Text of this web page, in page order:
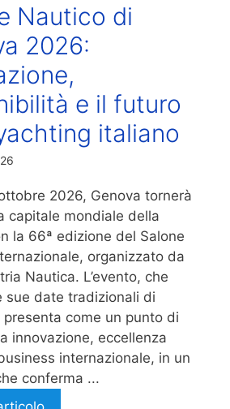
Nautico di
2026:
e il futuro
italiano
2026, Genova tornerà
capitale mondiale della
la 66ª edizione del Salone
organizzato da
Nautica. L’evento, che
sue date tradizionali di
come un punto di
innovazione, eccellenza
internazionale, in un
conferma ...